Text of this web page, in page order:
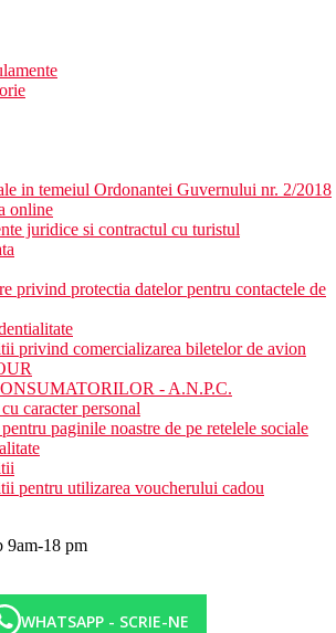
in temeiul Ordonantei Guvernului nr. 2/2018
online
juridice si contractul cu turistul
privind protectia datelor pentru contactele de
privind comercializarea biletelor de avion
- A.N.P.C.
caracter personal
paginile noastre de pe retelele sociale
pentru utilizarea voucherului cadou
9am-18 pm
WHATSAPP - SCRIE-NE